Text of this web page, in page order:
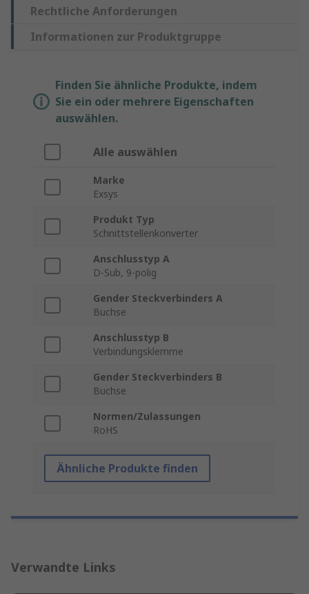
Rechtliche Anforderungen
Informationen zur Produktgruppe
Finden Sie ähnliche Produkte, indem
Sie ein oder mehrere Eigenschaften
auswählen.
Alle auswählen
Marke
Exsys
Produkt Typ
Schnittstellenkonverter
Anschlusstyp A
D-Sub, 9-polig
Gender Steckverbinders A
Buchse
Anschlusstyp B
Verbindungsklemme
Gender Steckverbinders B
Buchse
Normen/Zulassungen
RoHS
Ähnliche Produkte finden
Verwandte Links